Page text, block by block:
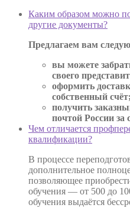
Каким образом можно
другие документы?
Предлагаем вам
вы можете
своего
оформить
собственный счёт;
получить
почтой России за
Чем отличается
квалификации?
В процессе
дополнительное
позволяющее
обучения — от 500 до
обучения выдаётся